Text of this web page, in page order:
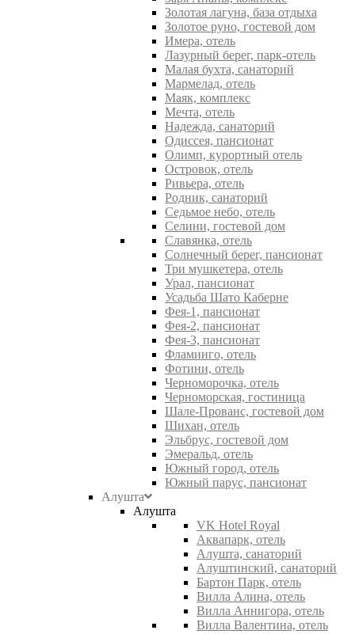
Золотая лагуна, база отдыха
Золотое руно, гостевой дом
Имера, отель
Лазурный берег, парк-отель
Малая бухта, санаторий
Мармелад, отель
Маяк, комплекс
Мечта, отель
Надежда, санаторий
Одиссея, пансионат
Олимп, курортный отель
Островок, отель
Ривьера, отель
Родник, санаторий
Седьмое небо, отель
Селини, гостевой дом
Славянка, отель
Солнечный берег, пансионат
Три мушкетера, отель
Урал, пансионат
Усадьба Шато Каберне
Фея-1, пансионат
Фея-2, пансионат
Фея-3, пансионат
Фламинго, отель
Фотини, отель
Черноморочка, отель
Черноморская, гостиница
Шале-Прованс, гостевой дом
Шихан, отель
Эльбрус, гостевой дом
Эмеральд, отель
Южный город, отель
Южный парус, пансионат
Алушта
Алушта
VK Hotel Royal
Аквапарк, отель
Алушта, санаторий
Алуштинский, санаторий
Бартон Парк, отель
Вилла Алина, отель
Вилла Аннигора, отель
Вилла Валентина, отель